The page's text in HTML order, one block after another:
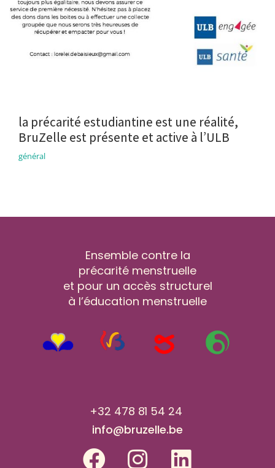
la précarité estudiantine est une réalité,
BruZelle est présente et active à l’ULB
général
Ensemble contre la
précarité menstruelle
et pour un accès structurel
à l’éducation menstruelle
+32 478 81 54 24
info@bruzelle.be